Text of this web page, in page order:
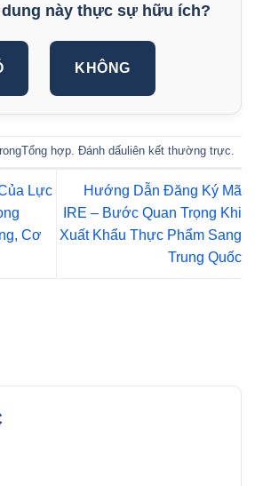
này thực sự hữu ích?
KHÔNG
Tổng hợp. Đánh dấu liên kết thường trực.
Lực
Cơ
Hướng Dẫn Đăng Ký Mã
IRE – Bước Quan Trọng Khi
Xuất Khẩu Thực Phẩm Sang
Trung Quốc